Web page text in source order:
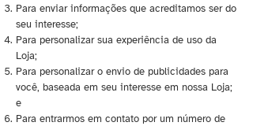
Para enviar informações que acreditamos ser do
seu interesse;
Para personalizar sua experiência de uso da
Loja;
Para personalizar o envio de publicidades para
você, baseada em seu interesse em nossa Loja;
e
Para entrarmos em contato por um número de